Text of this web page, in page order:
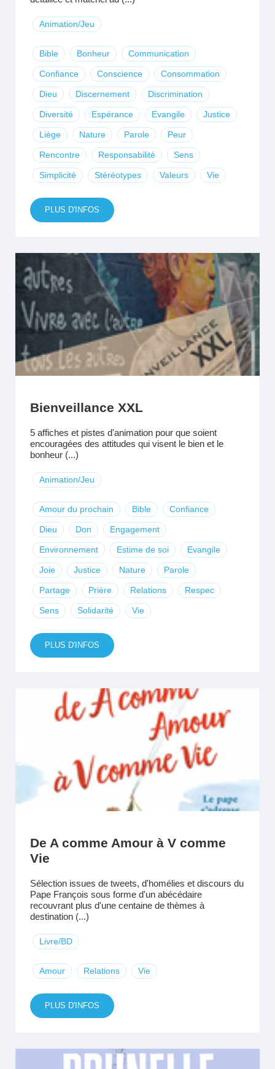
Animation/Jeu
Bible Bonheur Communication
Confiance Conscience Consommation
Dieu Discernement Discrimination
Diversité Espérance Evangile Justice
Liège Nature Parole Peur
Rencontre Responsabilité Sens
Simplicité Stéréotypes Valeurs Vie
PLUS D'INFOS
Bienveillance XXL
5 affiches et pistes d'animation pour que soient
encouragées des attitudes qui visent le bien et le
bonheur (...)
Animation/Jeu
Amour du prochain Bible Confiance
Dieu Don Engagement
Environnement Estime de soi Evangile
Joie Justice Nature Parole
Partage Prière Relations Respec
Sens Solidarité Vie
PLUS D'INFOS
De A comme Amour à V comme
Vie
Sélection issues de tweets, d'homélies et discours du
Pape François sous forme d'un abécédaire
recouvrant plus d'une centaine de thèmes à
destination (...)
Livre/BD
Amour Relations Vie
PLUS D'INFOS